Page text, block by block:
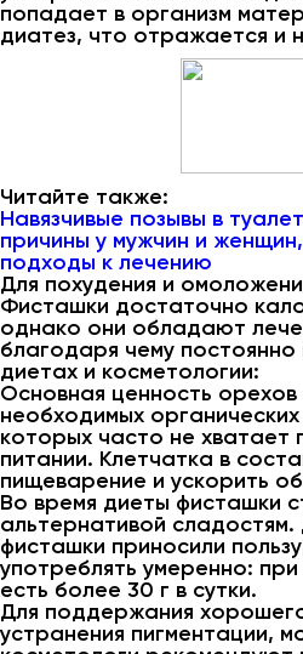
попадает в организм
диатез, что отражается и
Читайте также:
Навязчивые позывы в
причины у мужчин и
подходы к лечению
Для похудения и
Фисташки достаточно
однако они обладают
благодаря чему постоянно
диетах и косметологии:
Основная ценность орехов
необходимых
которых часто не хватает
питании. Клетчатка в
пищеварение и ускорить
Во время диеты фисташки
альтернативой
фисташки приносили
употреблять умеренно: при
есть более 30 г в сутки.
Для поддержания
устранения пигментации,